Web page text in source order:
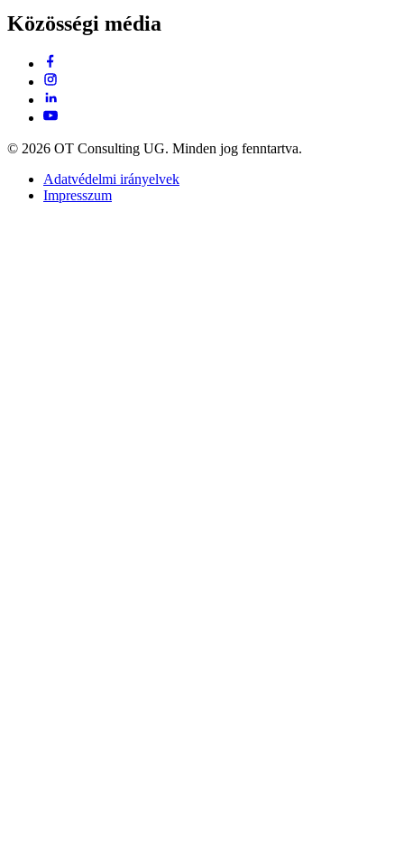
Közösségi média
© 2026 OT Consulting UG. Minden jog fenntartva.
Adatvédelmi irányelvek
Impresszum